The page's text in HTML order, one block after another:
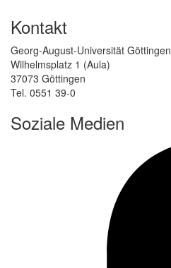
Kontakt
Georg-August-Universität Göttingen
Wilhelmsplatz 1 (Aula)
37073 Göttingen
Tel. 0551 39-0
Soziale Medien